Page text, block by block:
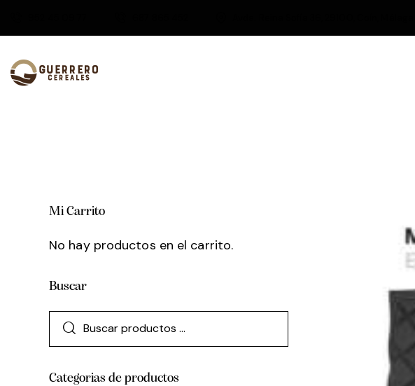
Mi Carrito
No hay productos en el carrito.
Buscar
Categorias de productos